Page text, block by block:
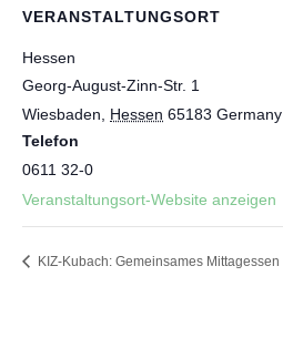
VERANSTALTUNGSORT
Hessen
Georg-August-Zinn-Str. 1
Wiesbaden
Hessen 65183 Germany
Telefon
0611 32-0
Veranstaltungsort-Website anzeigen
KIZ-Kubach: Gemeinsames Mittagessen